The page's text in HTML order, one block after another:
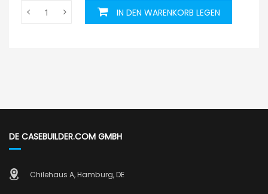
IN DEN WARENKORB LEGEN
DE CASEBUILDER.COM GMBH
Chilehaus A, Hamburg, DE